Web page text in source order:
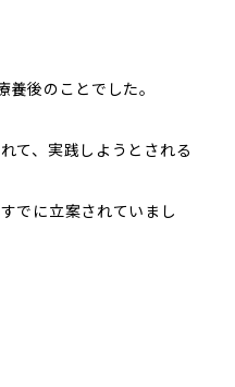
後のことでした。
て、実践しようとされる
でに立案されていまし